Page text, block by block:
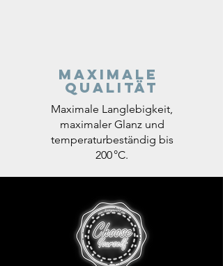
Maximale
Qualität
Maximale Langlebigkeit,
maximaler Glanz und
temperaturbeständig bis
200 °C.